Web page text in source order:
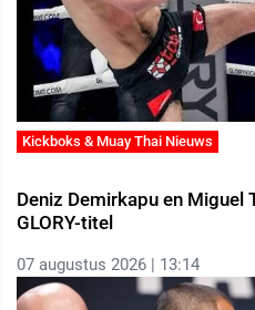
Kickboks & Muay Thai Nieuws
Deniz Demirkapu en Miguel
GLORY-titel
07 augustus 2026 | 13:14